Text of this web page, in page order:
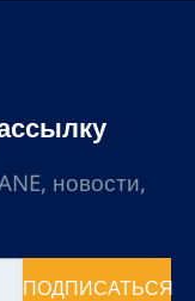
новости,
ПОДПИСАТЬСЯ